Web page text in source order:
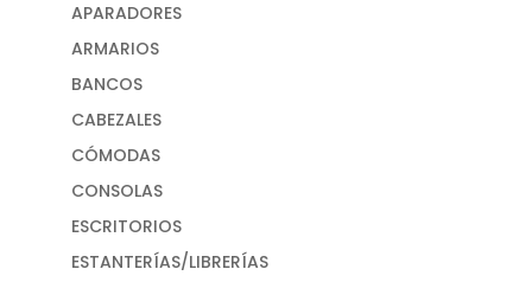
APARADORES
ARMARIOS
BANCOS
CABEZALES
CÓMODAS
CONSOLAS
ESCRITORIOS
ESTANTERÍAS/LIBRERÍAS